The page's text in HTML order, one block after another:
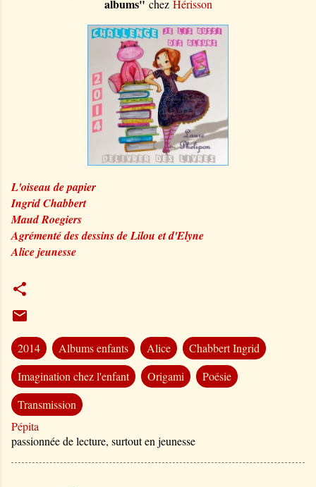
albums" chez Hérisson
L'oiseau de papier
Ingrid Chabbert
Maud Roegiers
Agrémenté des dessins de Lilou et d'Elyne
Alice jeunesse
2014 Albums enfants Alice
Chabbert Ingrid
Imagination chez l'enfant
Origami
Poésie
Transmission
Pépita
passionnée de lecture, surtout en jeunesse